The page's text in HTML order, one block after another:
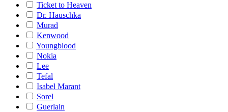
Ticket to Heaven
Dr. Hauschka
Murad
Kenwood
Youngblood
Nokia
Lee
Tefal
Isabel Marant
Sorel
Guerlain